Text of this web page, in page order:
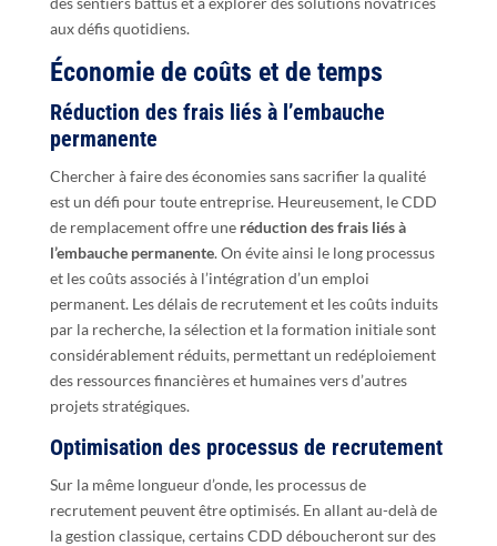
aux défis quotidiens.
Économie de coûts et de temps
Réduction des frais liés à l’embauche
permanente
Chercher à faire des économies sans sacrifier la qualité
est un défi pour toute entreprise. Heureusement, le CDD
de remplacement offre une réduction des frais liés à
l’embauche permanente. On évite ainsi le long processus
et les coûts associés à l’intégration d’un emploi
permanent. Les délais de recrutement et les coûts induits
par la recherche, la sélection et la formation initiale sont
considérablement réduits, permettant un redéploiement
des ressources financières et humaines vers d’autres
projets stratégiques.
Optimisation des processus de recrutement
Sur la même longueur d’onde, les processus de
recrutement peuvent être optimisés. En allant au-delà de
la gestion classique, certains CDD déboucheront sur des